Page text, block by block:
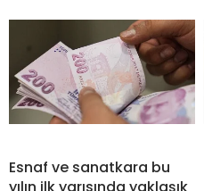
Esnaf ve sanatkara bu
yılın ilk yarısında yaklaşık